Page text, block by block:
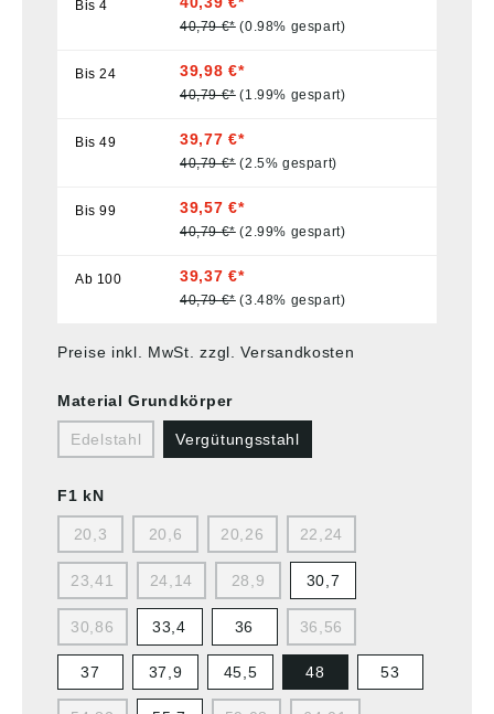
Bis4
40,79 €* (0.98% gespart)
Bis24 39,98 €*
40,79 €* (1.99% gespart)
Bis49 39,77 €*
40,79 €* (2.5% gespart)
Bis99 39,57 €*
40,79 €* (2.99% gespart)
Ab 100 39,37 €*
40,79 €* (3.48% gespart)
Preise inkl. MwSt. zzgl. Versandkosten
Material Grundkörper
Edelstahl Vergütungsstahl
F1 kN
20,3 20,6 20,26 22,24
23,41 24,14 28,9 30,7
30,86 33,4 36 36,56
37 37,9 45,5 48 53